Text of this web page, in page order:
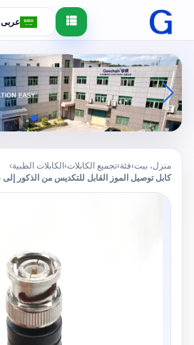
عربى
منزل، بيت›فئة›تجميع الكابلات›الكابلات الطبية›
كابل توصيل الموز القابل للتكديس من الذكور إلى 4 مم من BNC